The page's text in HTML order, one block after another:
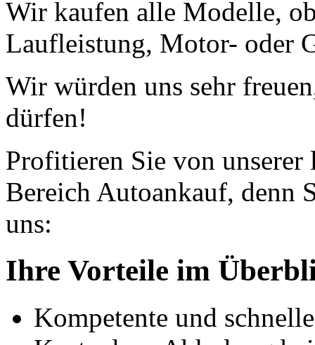
Wir kaufen alle Modelle,
Laufleistung, Motor- oder
Wir würden uns sehr
dürfen!
Profitieren Sie von
Bereich Autoankauf, denn
uns:
Ihre Vorteile im
Kompetente und